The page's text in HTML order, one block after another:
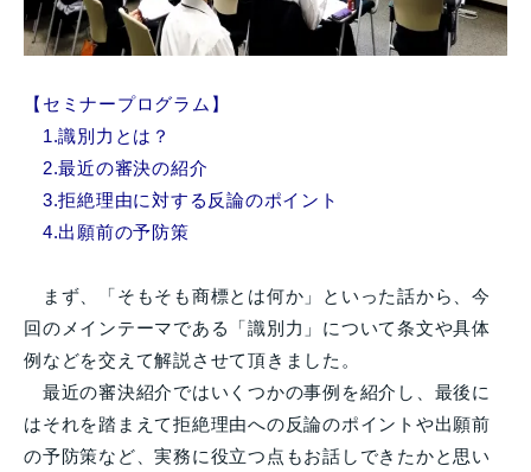
【セミナープログラム】
1.識別力とは？
2.最近の審決の紹介
3.拒絶理由に対する反論のポイント
4.出願前の予防策
まず、「そもそも商標とは何か」といった話から、今
回のメインテーマである「識別力」について条文や具体
例などを交えて解説させて頂きました。
最近の審決紹介ではいくつかの事例を紹介し、最後に
はそれを踏まえて拒絶理由への反論のポイントや出願前
の予防策など、実務に役立つ点もお話しできたかと思い